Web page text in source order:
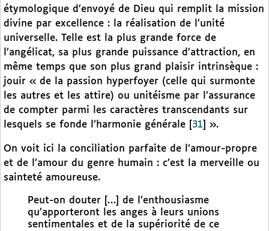
étymologique d’envoyé de Dieu qui remplit la mission
divine par excellence : la réalisation de l’unité
universelle. Telle est la plus grande force de
l’angélicat, sa plus grande puissance d’attraction, en
même temps que son plus grand plaisir intrinsèque :
jouir « de la passion hyperfoyer (celle qui surmonte
les autres et les attire) ou unitéisme par l’assurance
de compter parmi les caractères transcendants sur
lesquels se fonde l’harmonie générale
31 ».
On voit ici la conciliation parfaite de l’amour-propre
et de l’amour du genre humain : c’est la merveille ou
sainteté amoureuse.
Peut-on douter […] de l’enthousiasme
qu’apporteront les anges à leurs unions
sentimentales et de la supériorité de ce